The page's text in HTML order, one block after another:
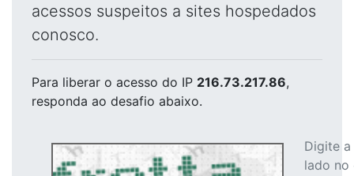
acessos suspeitos a sites hospedados
conosco.
Para liberar o acesso do IP 216.73.217.86,
responda ao desafio abaixo.
Digite
lado no